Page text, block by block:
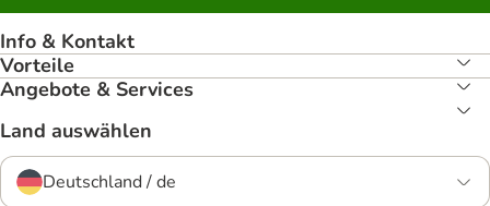
Info & Kontakt
Vorteile
Angebote & Services
Land auswählen
Deutschland / de